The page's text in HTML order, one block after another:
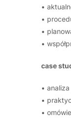
•
•
•
•
case
•
•
•